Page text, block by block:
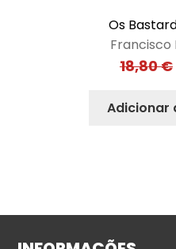
Os
Francisco
18,80€
Adicionar